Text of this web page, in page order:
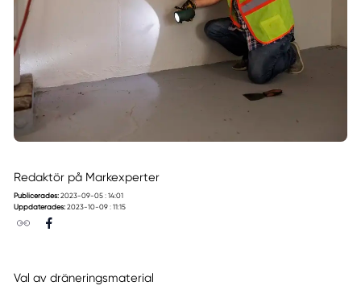
Redaktör på Markexperter
Publicerades: 2023-09-05 : 14:01
Uppdaterades: 2023-10-09 : 11:15
Val av dräneringsmaterial